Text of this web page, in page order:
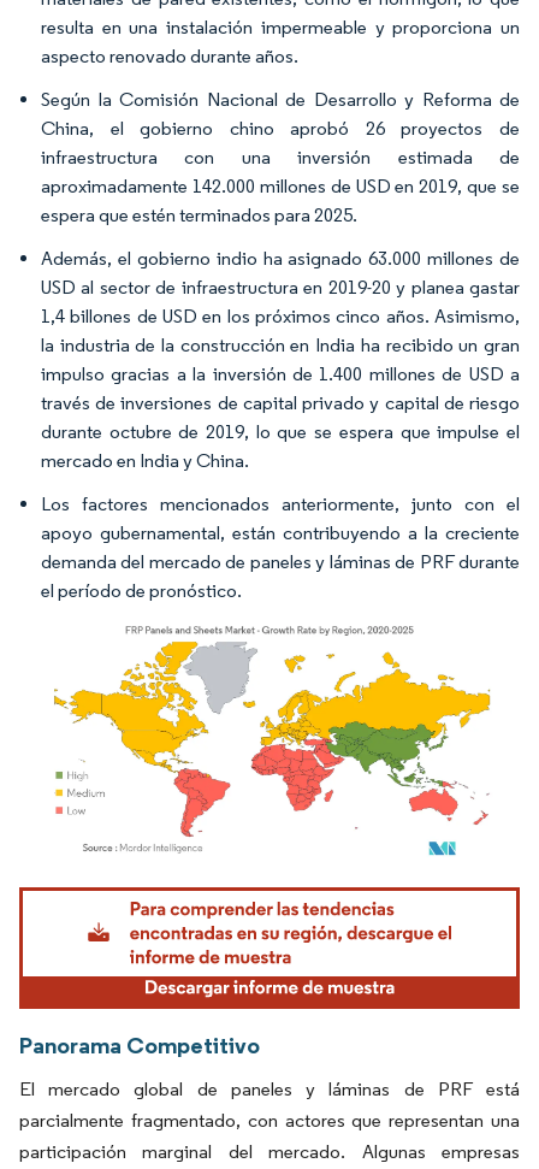
resulta en una instalación impermeable y proporciona un
aspecto renovado durante años.
Según la Comisión Nacional de Desarrollo y Reforma de
China, el gobierno chino aprobó 26 proyectos de
infraestructura con una inversión estimada de
aproximadamente 142.000 millones de USD en 2019, que se
espera que estén terminados para 2025.
Además, el gobierno indio ha asignado 63.000 millones de
USD al sector de infraestructura en 2019-20 y planea gastar
1,4 billones de USD en los próximos cinco años. Asimismo,
la industria de la construcción en India ha recibido un gran
impulso gracias a la inversión de 1.400 millones de USD a
través de inversiones de capital privado y capital de riesgo
durante octubre de 2019, lo que se espera que impulse el
mercado en India y China.
Los factores mencionados anteriormente, junto con el
apoyo gubernamental, están contribuyendo a la creciente
demanda del mercado de paneles y láminas de PRF durante
el período de pronóstico.
Imagen © Mordor Intelligence. El uso requiere atribución según CC BY 4.0.
Panorama Competitivo
El mercado global de paneles y láminas de PRF está
parcialmente fragmentado, con actores que representan una
participación marginal del mercado. Algunas empresas